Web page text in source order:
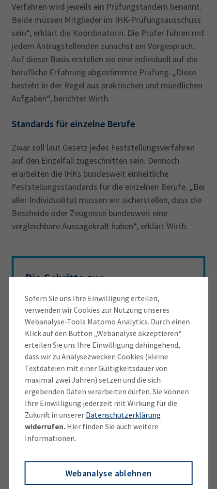
Sofern Sie uns Ihre Einwilligung erteilen,
verwenden wir Cookies zur Nutzung unseres
Webanalyse-Tools Matomo Analytics. Durch einen
Klick auf den Button „Webanalyse akzeptieren“
erteilen Sie uns Ihre Einwilligung dahingehend,
dass wir zu Analysezwecken Cookies (kleine
Textdateien mit einer Gültigkeitsdauer von
maximal zwei Jahren) setzen und die sich
ergebenden Daten verarbeiten dürfen. Sie können
Ihre Einwilligung jederzeit mit Wirkung für die
Zukunft in unserer Datenschutzerklärung
widerrufen.Hier finden Sie auch weitere
Informationen.
Webanalyse ablehnen
Verfahren wird jeweils ein Prüfungstandem benannt.
Beide müssen Mitglieder im IHK-Prüfungsausschuss
sein“, erklärt die Koordinatorin. Die Prüfer führen mit
jedem Antragstellenden zunächst ein Vorgespräch.
Auf dieser Basis erstellen sie eine individuell auf die
berufliche Erfahrung abgestimmte Prüfung. „Diese
besteht in der Regel aus praktischen und mündlichen
Aufgaben“, berichtet Wirth.
Standards für einzelne Berufe
Zwar soll laut Gesetz jedes Feststellungsverfahren
auf den Einzelfall zugeschnitten sein. Dennoch
erarbeiten die IHKs bundesweit einheitliche
Feststellungsstandards für die einzelnen Berufe. „Bei
aller Individualität müssen wir sicherstellen, dass die
Bescheide oder Zeugnisse bundesweit eine
vergleichbare Aussagekraft haben“, erklärt Wirth.
Die Schritte zur
Berufsvalidierung
Das Validierungsverfahren nach §§ 50b ff.
Berufsbildungsgesetz (BBiG) stellt die
individuelle berufliche Handlungskompetenz
auf Basis eines regulären Ausbildungsberufs
(Referenzberuf) fest. Mitarbeitende und
Unternehmen können sich bei der IHK für
München und Oberbayern kostenfrei über
Validierungsmöglichkeiten und den
individuellen Verfahrensablauf beraten lassen.
Die Antragstellung mit den benötigten